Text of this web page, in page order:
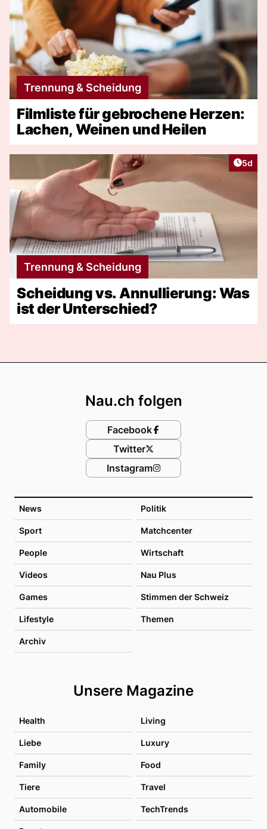
Trennung & Scheidung
Filmliste für gebrochene Herzen:
Lachen, Weinen und Heilen
5d
Trennung & Scheidung
Scheidung vs. Annullierung: Was
ist der Unterschied?
News Politik
Sport Matchcenter
People Wirtschaft
Videos Nau Plus
Games Stimmen der Schweiz
Lifestyle Themen
Archiv
Unsere Magazine
Health Living
Liebe Luxury
Family Food
Tiere Travel
Automobile TechTrends
Nau.ch folgen
Facebook
Twitter
Instagram